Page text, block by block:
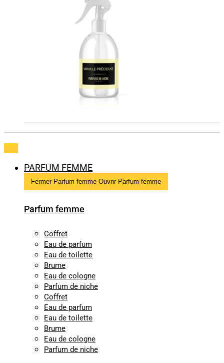
PARFUM FEMME
Fermer Parfum femme Ouvrir Parfum femme
Parfum femme
Coffret
Eau de parfum
Eau de toilette
Brume
Eau de cologne
Parfum de niche
Coffret
Eau de parfum
Eau de toilette
Brume
Eau de cologne
Parfum de niche